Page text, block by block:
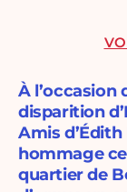
À l’occasion
disparition
Amis
hommage
quartier de